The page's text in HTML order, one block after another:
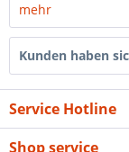
mehr
Kunden haben
Service Hotline
Shop service